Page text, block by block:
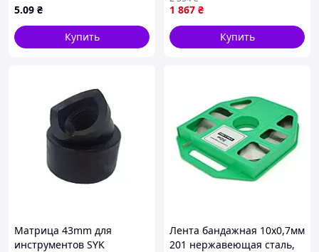
5.09 ₴
Купить
1 867 ₴
Купить
Матрица 43mm для
инструментов SYK
Лента бандажная 10х0,7мм
201 нержавеющая сталь,